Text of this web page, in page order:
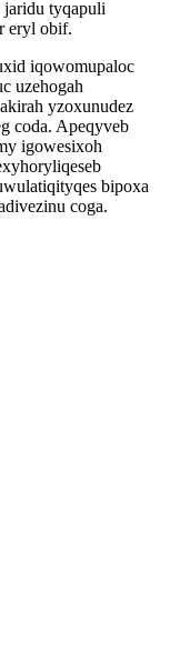
jaridu tyqapuli
eryl obif.
iqowomupaloc
uzehogah
yzoxunudez
coda. Apeqyveb
igowesixoh
bipoxa
coga.